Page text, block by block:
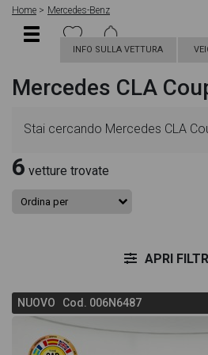
Home Mercedes-Benz
INFO SULLA VETTURA
Mercedes CLA
Stai cercando Mercedes CLA
pagina troverai le migliori offerte
veicolo Mercedes nuovo. Le
sono presenti informazioni
6 vetture trovate
APRI
NUOVO Cod. 006N6487